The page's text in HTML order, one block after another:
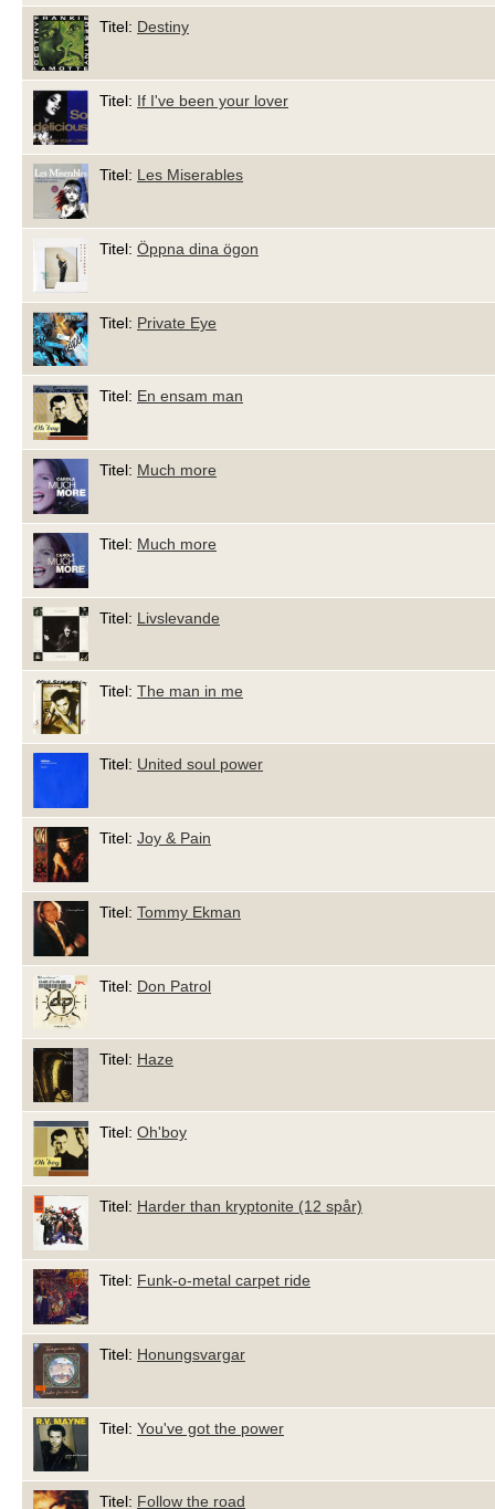
Titel: Destiny
Titel: If I've been your lover
Titel: Les Miserables
Titel: Öppna dina ögon
Titel: Private Eye
Titel: En ensam man
Titel: Much more
Titel: Much more
Titel: Livslevande
Titel: The man in me
Titel: United soul power
Titel: Joy & Pain
Titel: Tommy Ekman
Titel: Don Patrol
Titel: Haze
Titel: Oh'boy
Titel: Harder than kryptonite (12 spår)
Titel: Funk-o-metal carpet ride
Titel: Honungsvargar
Titel: You've got the power
Titel: Follow the road